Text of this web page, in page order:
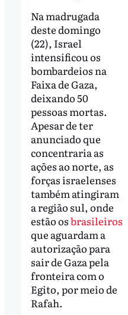
Na madrugada
deste domingo
(22), Israel
intensificou os
bombardeios na
Faixa de Gaza,
deixando 50
pessoas mortas.
Apesar de ter
anunciado que
concentraria as
ações ao norte, as
forças israelenses
também atingiram
a região sul, onde
estão osbrasileiros
que aguardam a
autorização para
sair de Gaza pela
fronteira com o
Egito, por meio de
Rafah.